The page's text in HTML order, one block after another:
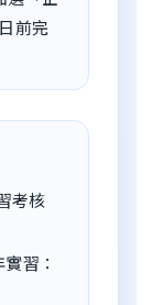
前完
考核
習：